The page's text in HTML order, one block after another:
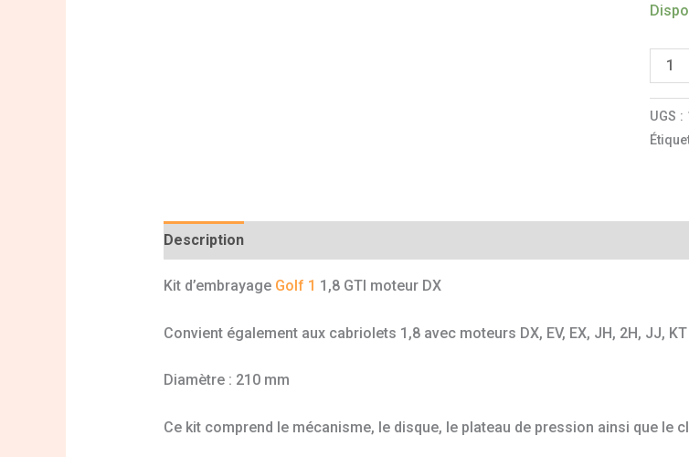
UGS :
Description
Kit d’embrayage Golf 1 1,8 GTI moteur DX
Convient également aux cabriolets 1,8 avec moteurs DX, EV, EX, JH, 2H, JJ,
Diamètre : 210 mm
Ce kit comprend le mécanisme, le disque, le plateau de pression ainsi que le